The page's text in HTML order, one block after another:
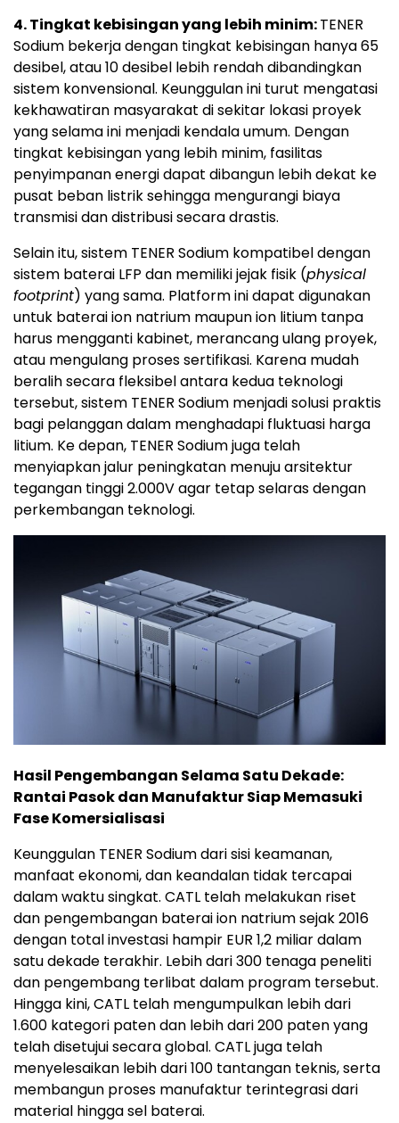
4. Tingkat kebisingan yang lebih minim:TENER
Sodium bekerja dengan tingkat kebisingan hanya 65
desibel, atau 10 desibel lebih rendah dibandingkan
sistem konvensional. Keunggulan ini turut mengatasi
kekhawatiran masyarakat di sekitar lokasi proyek
yang selama ini menjadi kendala umum. Dengan
tingkat kebisingan yang lebih minim, fasilitas
penyimpanan energi dapat dibangun lebih dekat ke
pusat beban listrik sehingga mengurangi biaya
transmisi dan distribusi secara drastis.
Selain itu, sistem TENER Sodium kompatibel dengan
sistem baterai LFP dan memiliki jejak fisik (physical
footprint) yang sama. Platform ini dapat digunakan
untuk baterai ion natrium maupun ion litium tanpa
harus mengganti kabinet, merancang ulang proyek,
atau mengulang proses sertifikasi. Karena mudah
beralih secara fleksibel antara kedua teknologi
tersebut, sistem TENER Sodium menjadi solusi praktis
bagi pelanggan dalam menghadapi fluktuasi harga
litium. Ke depan, TENER Sodium juga telah
menyiapkan jalur peningkatan menuju arsitektur
tegangan tinggi 2.000V agar tetap selaras dengan
perkembangan teknologi.
Hasil Pengembangan Selama Satu Dekade:
Rantai Pasok dan Manufaktur Siap Memasuki
Fase Komersialisasi
Keunggulan TENER Sodium dari sisi keamanan,
manfaat ekonomi, dan keandalan tidak tercapai
dalam waktu singkat. CATL telah melakukan riset
dan pengembangan baterai ion natrium sejak 2016
dengan total investasi hampir EUR 1,2 miliar dalam
satu dekade terakhir. Lebih dari 300 tenaga peneliti
dan pengembang terlibat dalam program tersebut.
Hingga kini, CATL telah mengumpulkan lebih dari
1.600 kategori paten dan lebih dari 200 paten yang
telah disetujui secara global. CATL juga telah
menyelesaikan lebih dari 100 tantangan teknis, serta
membangun proses manufaktur terintegrasi dari
material hingga sel baterai.